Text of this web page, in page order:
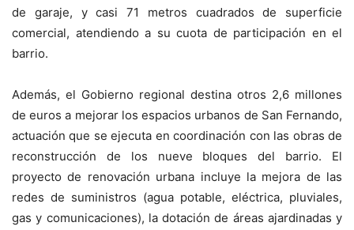
de garaje, y casi 71 metros cuadrados de superficie
comercial, atendiendo a su cuota de participación en el
barrio.
Además, el Gobierno regional destina otros 2,6 millones
de euros a mejorar los espacios urbanos de San Fernando,
actuación que se ejecuta en coordinación con las obras de
reconstrucción de los nueve bloques del barrio. El
proyecto de renovación urbana incluye la mejora de las
redes de suministros (agua potable, eléctrica, pluviales,
gas y comunicaciones), la dotación de áreas ajardinadas y